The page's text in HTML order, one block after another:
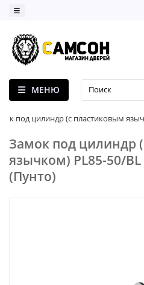
МЕНЮ
под цилиндр (с пластиковым
Замок под цилиндр
язычком) PL85-50/
(Пунто)